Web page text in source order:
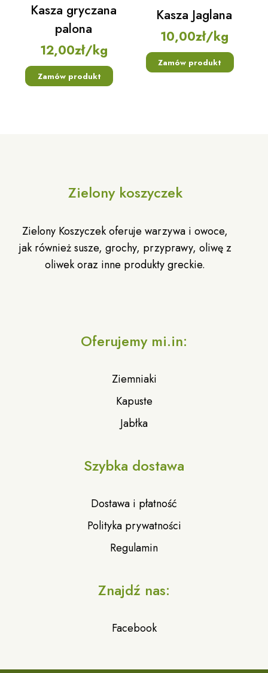
Kasza gryczana
palona
12,00zł/kg
Zamów produkt
Kasza Jaglana
10,00zł/kg
Zamów produkt
Zielony koszyczek
Zielony Koszyczek oferuje warzywa i owoce,
jak również susze, grochy, przyprawy, oliwę z
oliwek oraz inne produkty greckie.
Oferujemy mi.in:
Ziemniaki
Kapuste
Jabłka
Szybka dostawa
Dostawa i płatność
Polityka prywatności
Regulamin
Znajdź nas:
Facebook